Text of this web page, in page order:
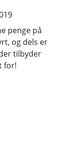
penge på
og dels er
tilbyder
for!